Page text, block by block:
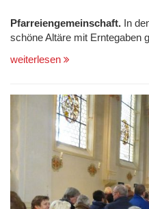
Pfarreiengemeinschaft. In
schöne Altäre mit Erntegaben
weiterlesen